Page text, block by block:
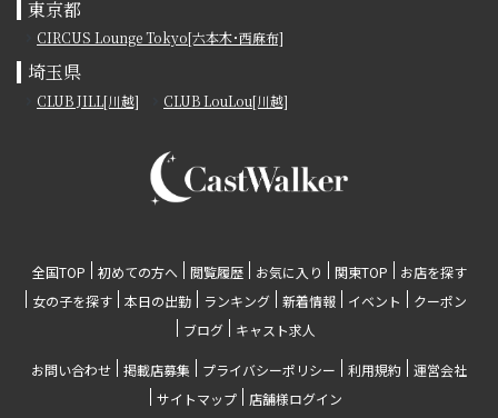
東京都
CIRCUS Lounge Tokyo[六本木･西麻布]
埼玉県
CLUB JILL[川越] CLUB LouLou[川越]
全国TOP 初めての方へ 閲覧履歴 お気に入り 関東TOP
お店を探す
女の子を探す
本日の出勤 ランキング 新着情報 イベント
クーポン
ブログ
キャスト求人
お問い合わせ 掲載店募集 プライバシーポリシー 利用規約
運営会社
サイトマップ
店舗様ログイン